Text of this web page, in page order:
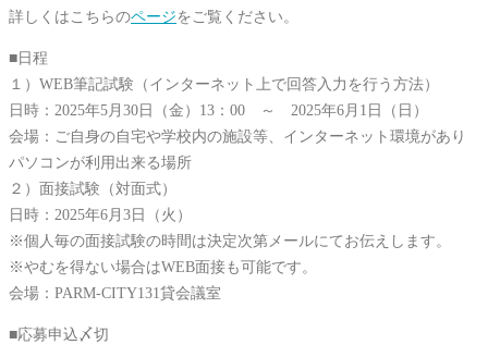
詳しくはこちらのページをご覧ください。
■日程
１）WEB筆記試験（インターネット上で回答入力を行う方法）
日時：2025年5月30日（金）13：00 ～ 2025年6月1日（日）
会場：ご自身の自宅や学校内の施設等、インターネット環境があり
パソコンが利用出来る場所
２）面接試験（対面式）
日時：2025年6月3日（火）
※個人毎の面接試験の時間は決定次第メールにてお伝えします。
※やむを得ない場合はWEB面接も可能です。
会場：PARM-CITY131貸会議室
■応募申込〆切